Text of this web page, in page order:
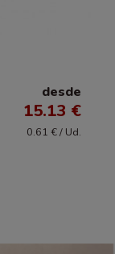
desde
15.13 €
0.61 € / Ud.